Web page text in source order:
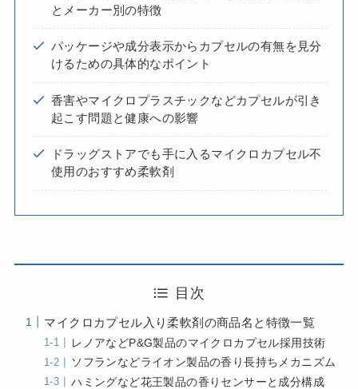
とメーカー別の特徴
パッケージや成分表示からカプセルの有無を見分
けるための具体的なポイント
香害やマイクロプラスチックなどカプセルが引き
起こす問題と健康への影響
ドラッグストアでも手に入るマイクロカプセル不
使用のおすすめ柔軟剤
目次
マイクロカプセル入り柔軟剤の商品名と特徴一覧
レノアなどP&G製品のマイクロカプセル採用技術
ソフランなどライオン製品の香り長持ちメカニズム
ハミングなど花王製品の香りセンサーと成分構成